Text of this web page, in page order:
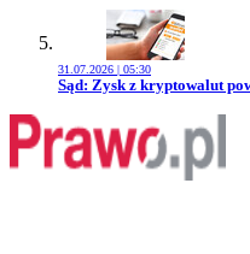
31.07.2026 | 05:30
Przejdź do artykułu:
Sąd: Zysk z kryptowalut